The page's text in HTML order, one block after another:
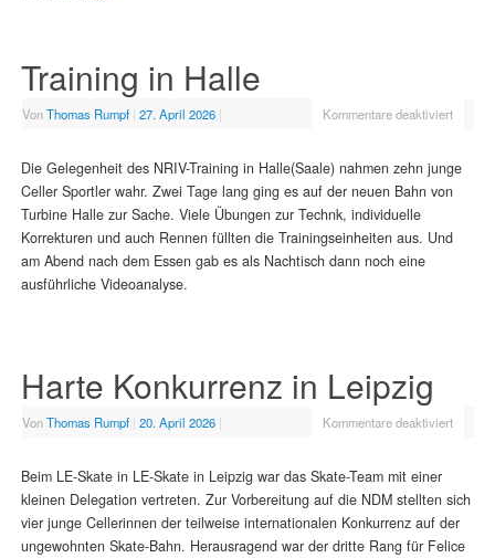
Training in Halle
VonThomas Rumpf | 27. April 2026 | Kommentare deaktiviert
Die Gelegenheit des NRIV-Training in Halle(Saale) nahmen zehn junge
Celler Sportler wahr. Zwei Tage lang ging es auf der neuen Bahn von
Turbine Halle zur Sache. Viele Übungen zur Technk, individuelle
Korrekturen und auch Rennen füllten die Trainingseinheiten aus. Und
am Abend nach dem Essen gab es als Nachtisch dann noch eine
ausführliche Videoanalyse.
Harte Konkurrenz in Leipzig
VonThomas Rumpf | 20. April 2026 | Kommentare deaktiviert
Beim LE-Skate in LE-Skate in Leipzig war das Skate-Team mit einer
kleinen Delegation vertreten. Zur Vorbereitung auf die NDM stellten sich
vier junge Cellerinnen der teilweise internationalen Konkurrenz auf der
ungewohnten Skate-Bahn. Herausragend war der dritte Rang für Felice